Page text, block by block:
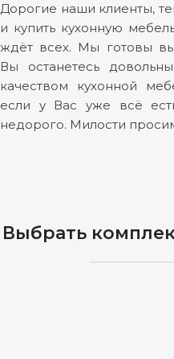
Дорогие наши клиенты,
и купить кухонную
ждёт всех. Мы готовы
Вы останетесь
качеством кухонной
если у Вас уже всё
недорого. Милости
Выбрать